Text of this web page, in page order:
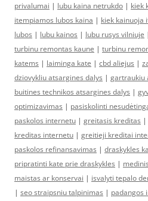
privalumai | lubu kaina netrukdo | kiek
itempiamos lubos kaina | kiek kainuoja
lubos | lubu kainos | lubu rusys vilniuje
turbinu remontas kaune | turbinu
katems | laiminga kate | cbd aliejus |
dziovykliu atsargines dalys | gartraukiu
buitines technikos atsargines dalys |
optimizavimas | pasiskolinti
paskolos internetu | greitasis kreditas |
kreditas internetu | greitieji kreditai
paskolos refinansavimas | draskykles
pripratinti kate prie draskykles |
maistas ar konservai | isvalyti tepalo
| seo straipsniu talpinimas | padangos